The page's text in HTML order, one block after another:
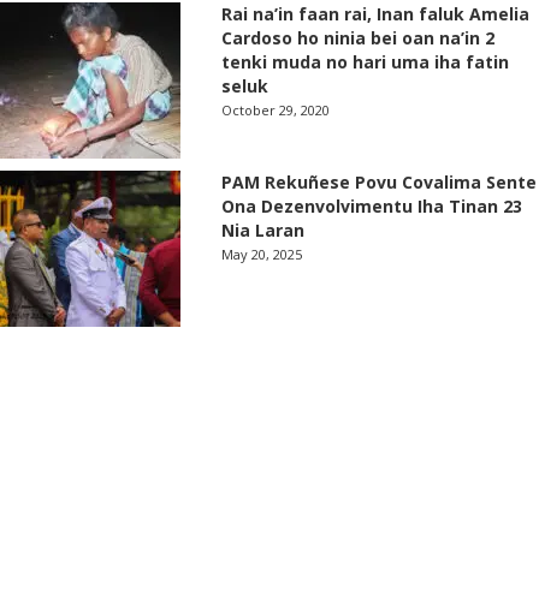
Rai na’in faan rai, Inan faluk Amelia
Cardoso ho ninia bei oan na’in 2
tenki muda no hari uma iha fatin
seluk
October 29, 2020
PAM Rekuñese Povu Covalima Sente
Ona Dezenvolvimentu Iha Tinan 23
Nia Laran
May 20, 2025